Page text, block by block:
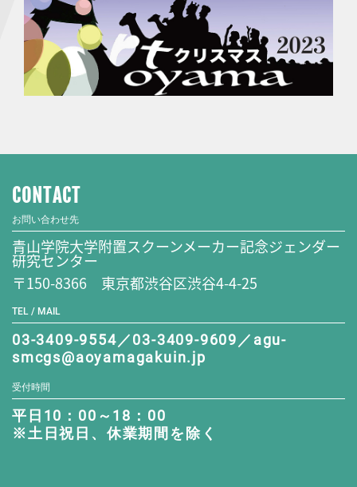
CONTACT
お問い合わせ先
青山学院大学附置スクーンメーカー記念ジェンダー
研究センター
〒150-8366 東京都渋谷区渋谷4-4-25
TEL / MAIL
03-3409-9554／03-3409-9609／agu-
smcgs@aoyamagakuin.jp
受付時間
平日10：00～18：00
※土日祝日、休業期間を除く